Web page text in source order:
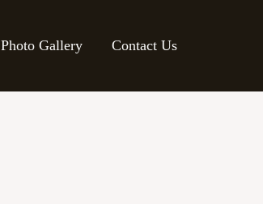
Photo Gallery Contact Us